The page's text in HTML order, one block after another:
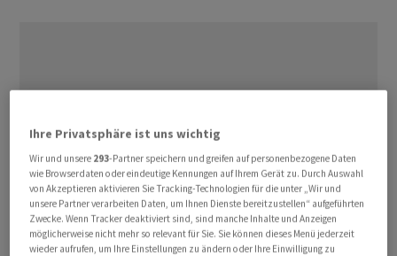
Ihre Privatsphäre ist uns wichtig
Wir und unsere 293-Partner speichern und greifen auf personenbezogene Daten
wie Browserdaten oder eindeutige Kennungen auf Ihrem Gerät zu. Durch Auswahl
von Akzeptieren aktivieren Sie Tracking-Technologien für die unter „Wir und
unsere Partner verarbeiten Daten, um Ihnen Dienste bereitzustellen“ aufgeführten
Zwecke. Wenn Tracker deaktiviert sind, sind manche Inhalte und Anzeigen
möglicherweise nicht mehr so relevant für Sie. Sie können dieses Menü jederzeit
wieder aufrufen, um Ihre Einstellungen zu ändern oder Ihre Einwilligung zu